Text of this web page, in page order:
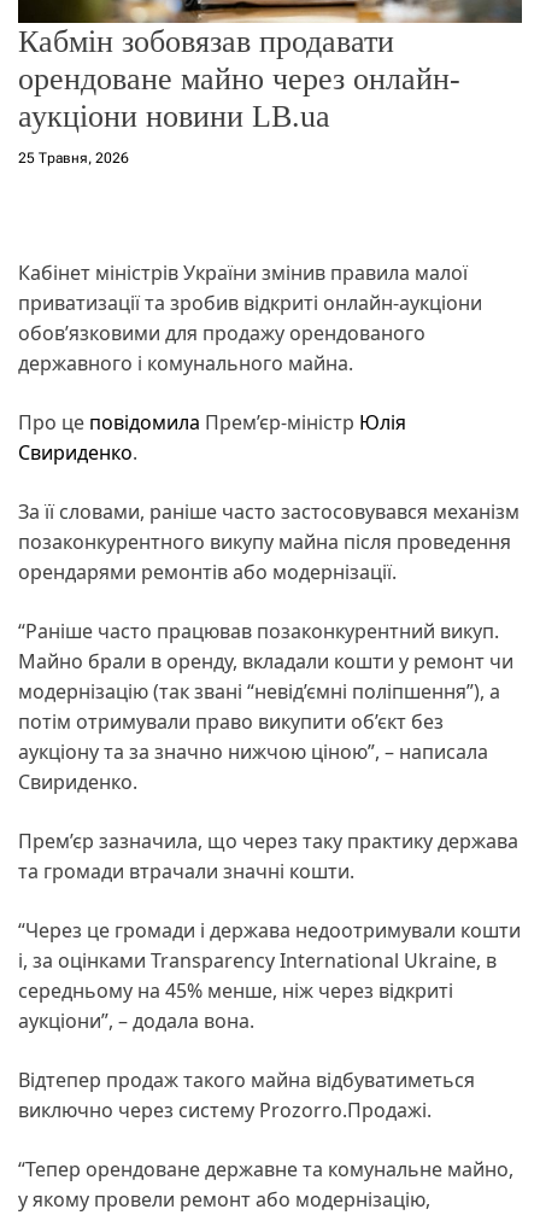
Кабмін зобовязав продавати
орендоване майно через онлайн-
аукціони новини LB.ua
25 Травня, 2026
Кабінет міністрів України змінив правила малої
приватизації та зробив відкриті онлайн-аукціони
обов’язковими для продажу орендованого
державного і комунального майна.
Про це повідомила Прем’єр-міністр Юлія
Свириденко.
За її словами, раніше часто застосовувався механізм
позаконкурентного викупу майна після проведення
орендарями ремонтів або модернізації.
“Раніше часто працював позаконкурентний викуп.
Майно брали в оренду, вкладали кошти у ремонт чи
модернізацію (так звані “невід’ємні поліпшення”), а
потім отримували право викупити об’єкт без
аукціону та за значно нижчою ціною”, – написала
Свириденко.
Прем’єр зазначила, що через таку практику держава
та громади втрачали значні кошти.
“Через це громади і держава недоотримували кошти
і, за оцінками Transparency International Ukraine, в
середньому на 45% менше, ніж через відкриті
аукціони”, – додала вона.
Відтепер продаж такого майна відбуватиметься
виключно через систему Prozorro.Продажі.
“Тепер орендоване державне та комунальне майно,
у якому провели ремонт або модернізацію,